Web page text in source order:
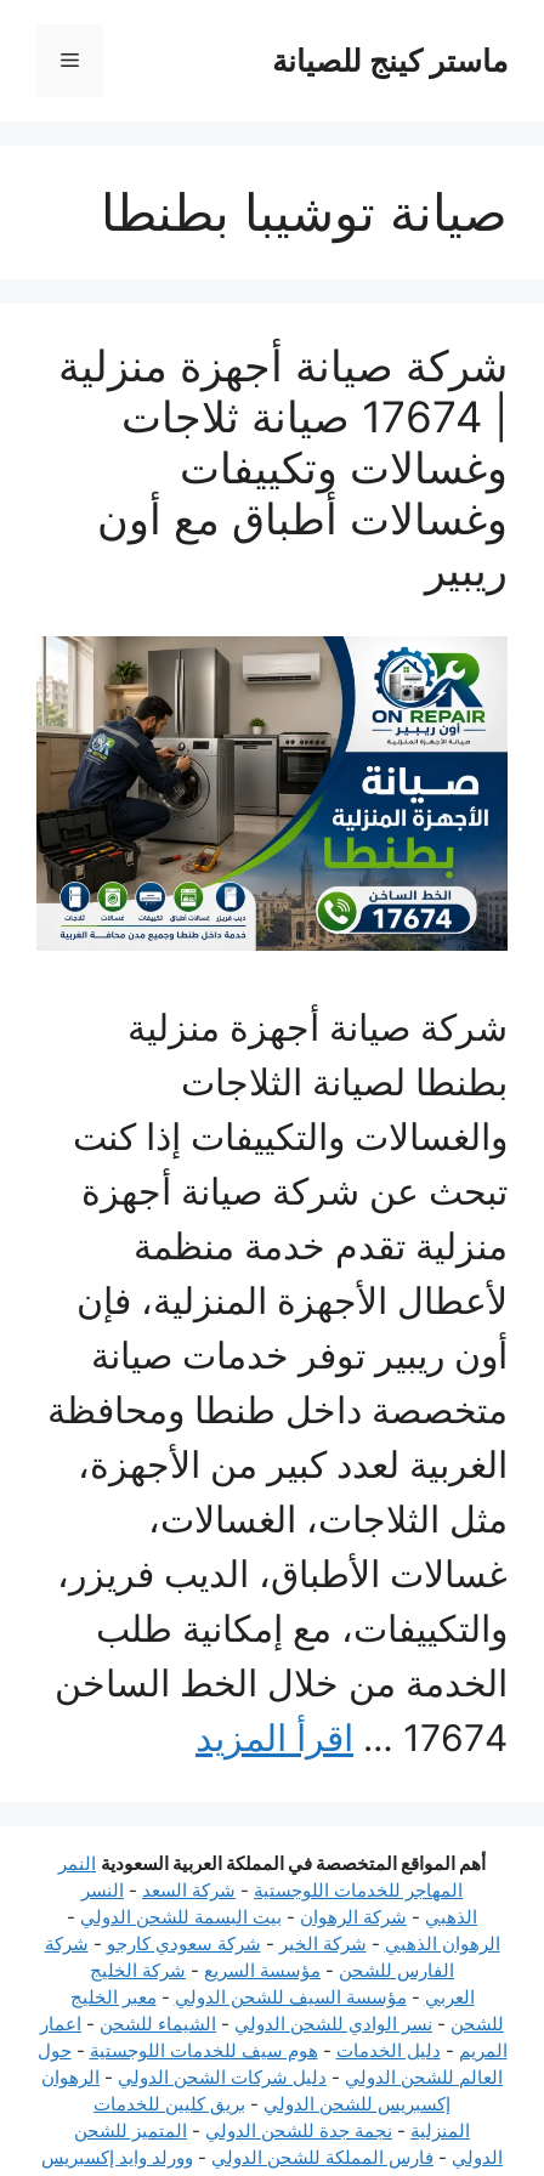
المحتوىماستر كينج للصيانة القائمة
صيانة توشيبا بطنطا
شركة صيانة أجهزة منزلية
| 17674 صيانة ثلاجات
وغسالات وتكييفات
وغسالات أطباق مع أون
ريبير
شركة صيانة أجهزة منزلية
بطنطا لصيانة الثلاجات
والغسالات والتكييفات إذا كنت
تبحث عن شركة صيانة أجهزة
منزلية تقدم خدمة منظمة
لأعطال الأجهزة المنزلية، فإن
أون ريبير توفر خدمات صيانة
متخصصة داخل طنطا ومحافظة
الغربية لعدد كبير من الأجهزة،
مثل الثلاجات، الغسالات،
غسالات الأطباق، الديب فريزر،
والتكييفات، مع إمكانية طلب
الخدمة من خلال الخط الساخن
17674 …
اقرأ المزيد
أهم المواقع المتخصصة في المملكة العربية السعودية النمر
المهاجر للخدمات اللوجستية - شركة السعد - النسر
الذهبي - شركة الرهوان - بيت البسمة للشحن الدولي -
الرهوان الذهبي - شركة الخير - شركة سعودي كارجو - شركة
الفارس للشحن - مؤسسة السريع - شركة الخليج
العربي - مؤسسة السيف للشحن الدولي - معبر الخليج
للشحن - نسر الوادي للشحن الدولي - الشيماء للشحن - اعمار
المريم - دليل الخدمات - هوم سيف للخدمات اللوجستية -حول
العالم للشحن الدولي - دليل شركات الشحن الدولي - الرهوان
إكسبريس للشحن الدولي - بريق كليين للخدمات
المنزلية - نجمة جدة للشحن الدولي - المتميز للشحن
الدولي - فارس المملكة للشحن الدولي - وورلد وايد إكسبريس